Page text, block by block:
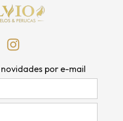
novidades por e-mail